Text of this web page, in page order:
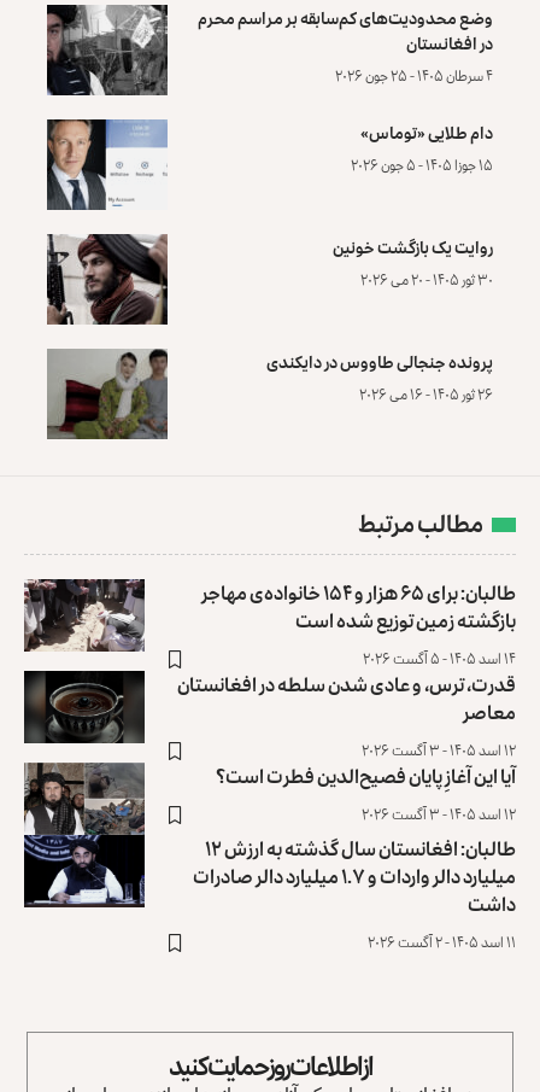
وضع محدودیت‌های کم‌سابقه بر مراسم محرم
در افغانستان
۴ سرطان ۱۴۰۵ - ۲۵ جون ۲۰۲۶
دام طلایی «توماس»
۱۵ جوزا ۱۴۰۵ - ۵ جون ۲۰۲۶
روایت یک بازگشت خونین
۳۰ ثور ۱۴۰۵ - ۲۰ می ۲۰۲۶
پرونده‌ جنجالی طاووس در دایکندی
۲۶ ثور ۱۴۰۵ - ۱۶ می ۲۰۲۶
مطالب مرتبط
طالبان: برای ۶۵ هزار و ۱۵۴ خانواده‌ی مهاجر
بازگشته زمین توزیع ‏شده است
۱۴ اسد ۱۴۰۵ - ۵ آگست ۲۰۲۶
قدرت، ترس، و عادی ‌شدن سلطه در افغانستان
معاصر
۱۲ اسد ۱۴۰۵ - ۳ آگست ۲۰۲۶
آیا این آغازِ پایان فصیح‌الدین فطرت است؟
۱۲ اسد ۱۴۰۵ - ۳ آگست ۲۰۲۶
طالبان: افغانستان سال گذشته به ارزش ۱۲
میلیارد دالر واردات و ۱.۷ میلیارد دالر صادرات
داشت
۱۱ اسد ۱۴۰۵ - ۲ آگست ۲۰۲۶
از اطلاعات روز حمایت کنید